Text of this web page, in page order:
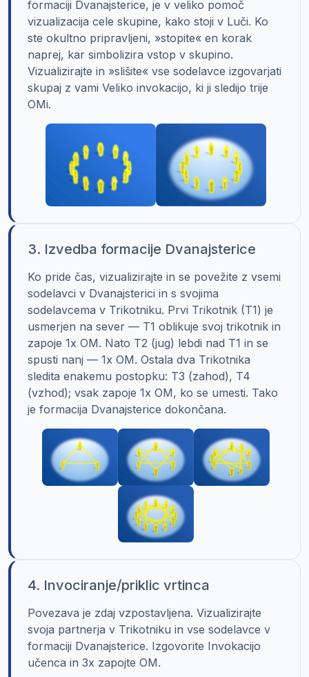
formaciji Dvanajsterice, je v veliko pomoč
vizualizacija cele skupine, kako stoji v Luči. Ko
ste okultno pripravljeni, »stopite« en korak
naprej, kar simbolizira vstop v skupino.
Vizualizirajte in »slišite« vse sodelavce izgovarjati
skupaj z vami Veliko invokacijo, ki ji sledijo trije
OMi.
3. Izvedba formacije Dvanajsterice
Ko pride čas, vizualizirajte in se povežite z vsemi
sodelavci v Dvanajsterici in s svojima
sodelavcema v Trikotniku. Prvi Trikotnik (T1) je
usmerjen na sever — T1 oblikuje svoj trikotnik in
zapoje 1x OM. Nato T2 (jug) lebdi nad T1 in se
spusti nanj — 1x OM. Ostala dva Trikotnika
sledita enakemu postopku: T3 (zahod), T4
(vzhod); vsak zapoje 1x OM, ko se umesti. Tako
je formacija Dvanajsterice dokončana.
4. Invociranje/priklic vrtinca
Povezava je zdaj vzpostavljena. Vizualizirajte
svoja partnerja v Trikotniku in vse sodelavce v
formaciji Dvanajsterice. Izgovorite Invokacijo
učenca in 3x zapojte OM.